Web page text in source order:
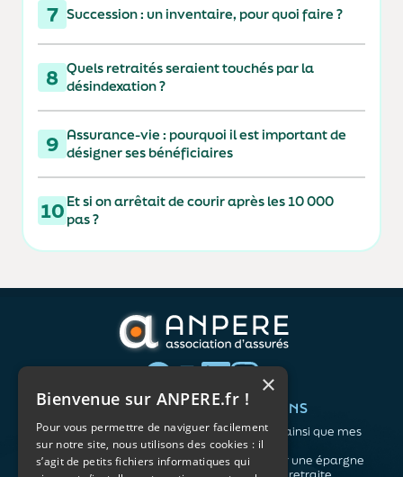
7 Succession : un inventaire, pour quoi faire ?
8 Quels retraités seraient touchés par la
désindexation ?
9 Assurance-vie : pourquoi il est important de
désigner ses bénéficiaires
10 Et si on arrêtait de courir après les 10 000
pas ?
QUI SOMMES-NOUS ?
L'association
Notre organisation
L’équipe
VOS BESOINS
Me protéger ainsi que mes
proches
Me constituer une épargne
×
Bienvenue sur ANPERE.fr !
Pour vous permettre de naviguer facilement
sur notre site, nous utilisons des cookies : il
s’agit de petits fichiers informatiques qui